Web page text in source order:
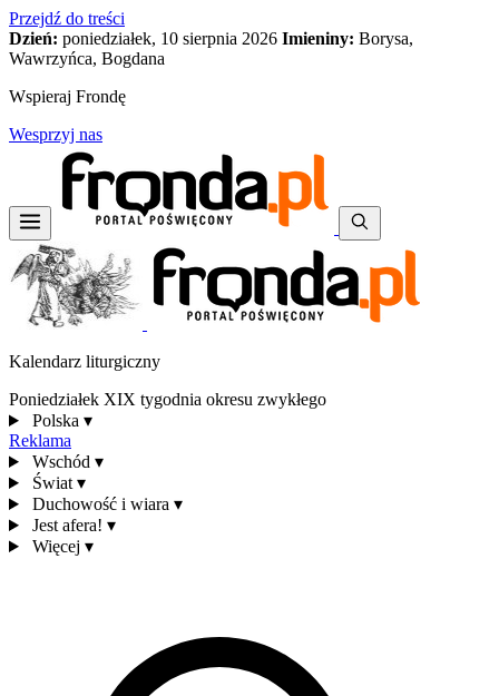
Przejdź do treści
Dzień: poniedziałek, 10 sierpnia 2026 Imieniny: Borysa,
Wawrzyńca, Bogdana
Wspieraj Frondę
Wesprzyj nas
Kalendarz liturgiczny
Poniedziałek XIX tygodnia okresu zwykłego
Polska ▾
Reklama
Wschód ▾
Świat ▾
Duchowość i wiara ▾
Jest afera! ▾
Więcej ▾